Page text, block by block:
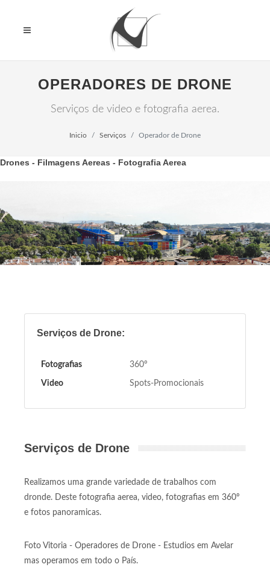
OPERADORES DE DRONE
Serviços de video e fotografia aerea.
Inicio Serviços Operador de Drone
Drones - Filmagens Aereas - Fotografia Aerea
Serviços de Drone:
Fotografias 360º
Video Spots-Promocionais
Serviços de Drone
Realizamos uma grande variedade de trabalhos com
dronde. Deste fotografia aerea, video, fotografias em 360º
e fotos panoramicas.
Foto Vitoria - Operadores de Drone - Estudios em Avelar
mas operamos em todo o País.